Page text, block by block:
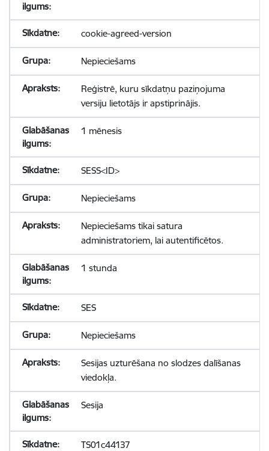
cookie-agreed-version
Nepieciešams
Reģistrē, kuru sīkdatņu paziņojuma
versiju lietotājs ir apstiprinājis.
1 mēnesis
SESS<ID>
Nepieciešams
Nepieciešams tikai satura
administratoriem, lai autentificētos.
1 stunda
SES
Nepieciešams
Sesijas uzturēšana no slodzes dalīšanas
viedokļa.
Sesija
TS01c44137